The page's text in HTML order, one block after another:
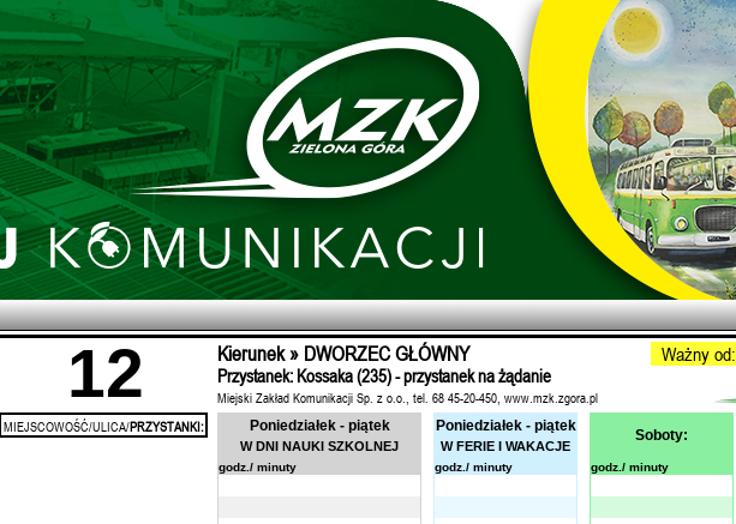
12 Kierunek » DWORZEC GŁÓWNY Ważny od:
Przystanek: Kossaka (235) - przystanek na żądanie
Miejski Zakład Komunikacji Sp. z o.o., tel. 68 45-20-450, www.mzk.zgora.pl
MIEJSCOWOŚĆ/ULICA/PRZYSTANKI: Poniedziałek - piątek
W DNI NAUKI SZKOLNEJ
Poniedziałek - piątek
W FERIE I WAKACJE
Soboty:
godz./ minuty godz./ minuty godz./ minuty